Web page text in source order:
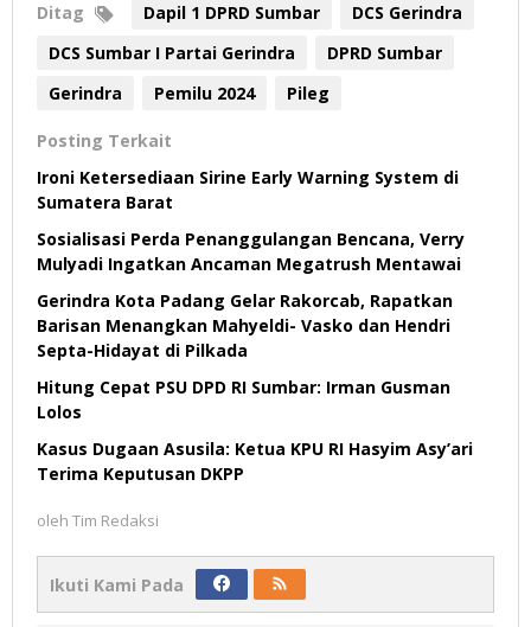
Ditag Dapil 1 DPRD Sumbar
DCS Gerindra
DCS Sumbar I Partai Gerindra
DPRD Sumbar
Gerindra
Pemilu 2024 Pileg
Posting Terkait
Ironi Ketersediaan Sirine Early Warning System di
Sumatera Barat
Sosialisasi Perda Penanggulangan Bencana, Verry
Mulyadi Ingatkan Ancaman Megatrush Mentawai
Gerindra Kota Padang Gelar Rakorcab, Rapatkan
Barisan Menangkan Mahyeldi- Vasko dan Hendri
Septa-Hidayat di Pilkada
Hitung Cepat PSU DPD RI Sumbar: Irman Gusman
Lolos
Kasus Dugaan Asusila: Ketua KPU RI Hasyim Asy’ari
Terima Keputusan DKPP
oleh Tim Redaksi
Ikuti Kami Pada